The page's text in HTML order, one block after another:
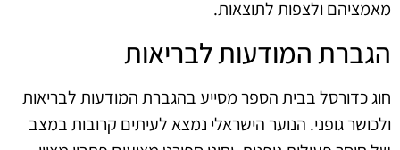
מאמציהם ולצפות לתוצאות.
הגברת המודעות לבריאות
חוג כדורסל בבית הספר מסייע בהגברת המודעות לבריאות
ולכושר גופני. הנוער הישראלי נמצא לעיתים קרובות במצב